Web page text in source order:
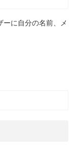
ーに自分の名前、メ